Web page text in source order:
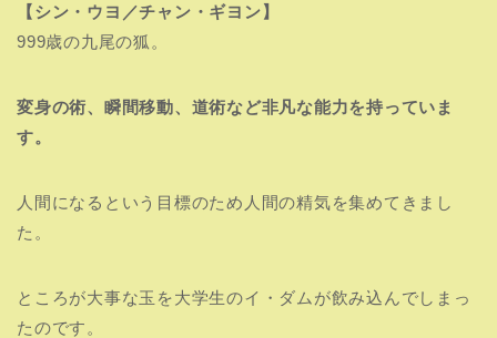
【シン・ウヨ／チャン・ギヨン】
999歳の九尾の狐。
変身の術、瞬間移動、道術など非凡な能力を持っていま
す。
人間になるという目標のため人間の精気を集めてきまし
た。
ところが大事な玉を大学生のイ・ダムが飲み込んでしまっ
たのです。